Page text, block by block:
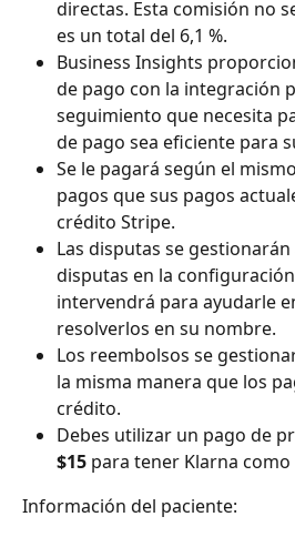
directas. Esta comisión no
es un total del 6,1 %.
Business Insights
de pago con la integración
seguimiento que necesita
de pago sea eficiente para
Se le pagará según el
pagos que sus pagos
crédito Stripe.
Las disputas se
disputas en la configuración
intervendrá para ayudarle
resolverlos en su nombre.
Los reembolsos se
la misma manera que los
crédito.
Debes utilizar un pago de
$15 para tener Klarna
Información del paciente: